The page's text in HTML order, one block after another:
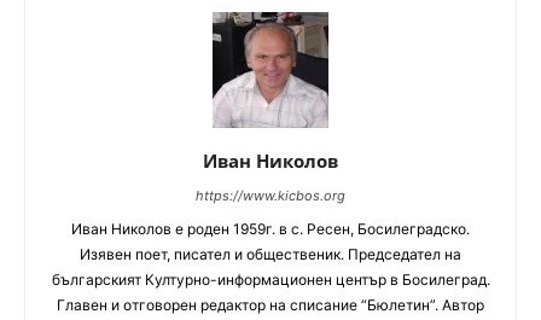
Иван Николов
https://www.kicbos.org
Иван Николов е роден 1959г. в с. Ресен, Босилеградско.
Изявен поет, писател и общественик. Председател на
българският Културно-информационен център в Босилеград.
Главен и отговорен редактор на списание “Бюлетин”. Автор